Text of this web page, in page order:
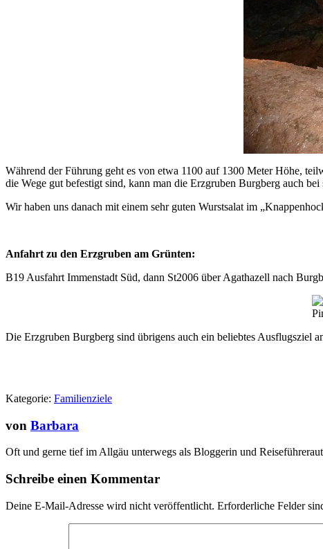
Während der Führung geht es von etwa 1100 auf 1300 Meter Höhe,
die Wege gut befestigt sind, kann man die Erzgruben Burgberg auch bei
Wir haben uns danach mit einem sehr guten Wurstsalat im
Anfahrt zu den Erzgruben am Grünten:
B19 Ausfahrt Immenstadt Süd, dann St2006 über Agathazell nach
Die Erzgruben Burgberg sind übrigens auch ein beliebtes Ausflugsziel
Kategorie: Familienziele
von Barbara
Oft und gerne tief im Allgäu unterwegs als Bloggerin und
Schreibe einen Kommentar
Deine E-Mail-Adresse wird nicht veröffentlicht. Erforderliche Felder